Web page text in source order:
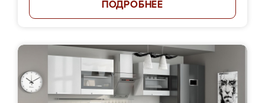
ПОДРОБНЕЕ